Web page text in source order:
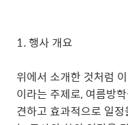
1. 행사 개요
위에서 소개한 것처럼
이라는 주제로, 여름방
견하고 효과적으로 일